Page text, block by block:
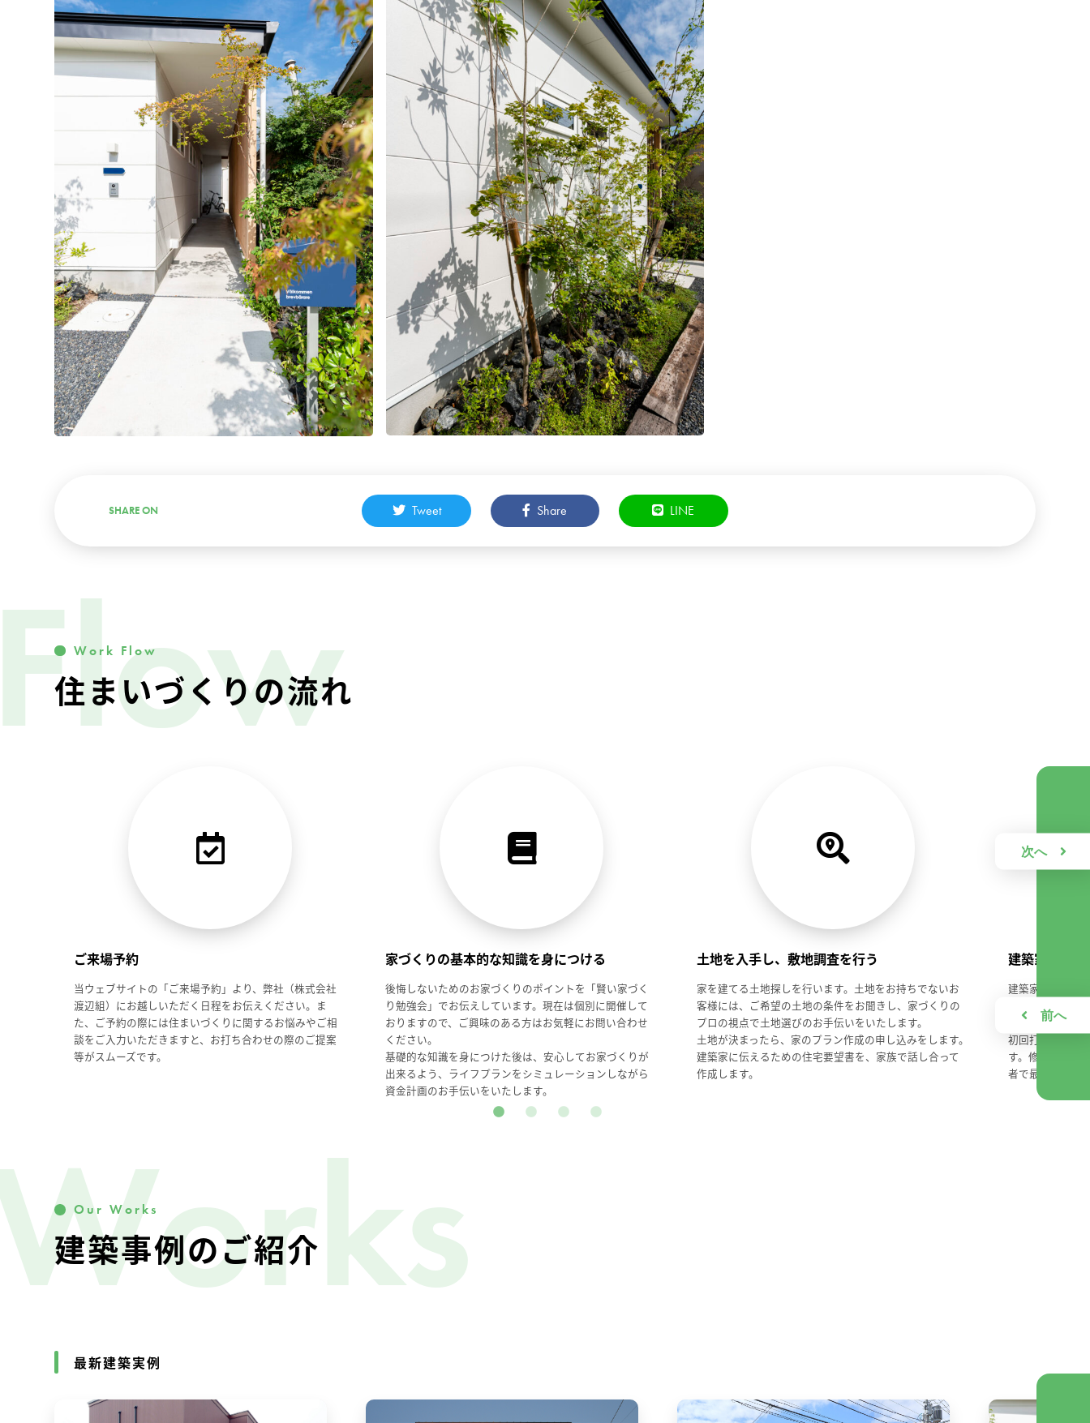
Tweet Share LINE
Work Flow
住まいづくりの流れ
ご来場予約
当ウェブサイトの「ご来場予約」より、弊社（株式会社
渡辺組）にお越しいただく日程をお伝えください。ま
た、ご予約の際には住まいづくりに関するお悩みやご相
談をご入力いただきますと、お打ち合わせの際のご提案
等がスムーズです。
家づくりの基本的な知識を身につける
後悔しないためのお家づくりのポイントを「賢い家づく
り勉強会」でお伝えしています。現在は個別に開催して
おりますので、ご興味のある方はお気軽にお問い合わせ
ください。
基礎的な知識を身につけた後は、安心してお家づくりが
出来るよう、ライフプランをシミュレーションしながら
資金計画のお手伝いをいたします。
土地を入手し、敷地調査を行う
家を建てる土地探しを行います。土地をお持ちでないお
客様には、ご希望の土地の条件をお聞きし、家づくりの
プロの視点で土地選びのお手伝いをいたします。
土地が決まったら、家のプラン作成の申し込みをします。
建築家に伝えるための住宅要望書を、家族で話し合って
作成します。
建築家との打
建築家との打ち
建築家との初
大切にしている
初回打ち合わせ
す。修正を反映
者で最終確認し
Our Works
建築事例のご紹介
最新建築実例